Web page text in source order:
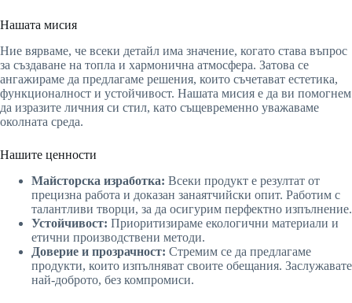
Нашата мисия
Ние вярваме, че всеки детайл има значение, когато става въпрос
за създаване на топла и хармонична атмосфера. Затова се
ангажираме да предлагаме решения, които съчетават естетика,
функционалност и устойчивост. Нашата мисия е да ви помогнем
да изразите личния си стил, като същевременно уважаваме
околната среда.
Нашите ценности
Майсторска изработка: Всеки продукт е резултат от
прецизна работа и доказан занаятчийски опит. Работим с
талантливи творци, за да осигурим перфектно изпълнение.
Устойчивост: Приоритизираме екологични материали и
етични производствени методи.
Доверие и прозрачност: Стремим се да предлагаме
продукти, които изпълняват своите обещания. Заслужавате
най-доброто, без компромиси.